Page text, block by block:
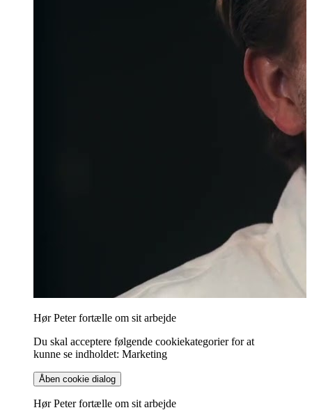
Hør Peter fortælle om sit arbejde
Du skal acceptere følgende cookiekategorier for at
kunne se indholdet: Marketing
Åben cookie dialog
Hør Peter fortælle om sit arbejde